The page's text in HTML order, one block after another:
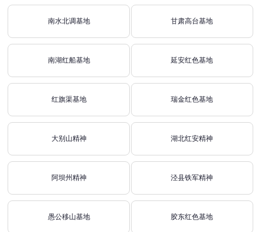
南水北调基地 甘肃高台基地
南湖红船基地 延安红色基地
红旗渠基地 瑞金红色基地
大别山精神 湖北红安精神
阿坝州精神 泾县铁军精神
愚公移山基地 胶东红色基地